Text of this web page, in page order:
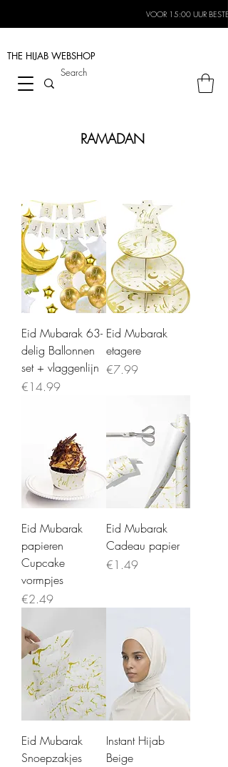
VOOR 15:00 UUR
THE HIJAB WEBSHOP
RAMADAN
Eid Mubarak 63-
delig Ballonnen
set + vlaggenlijn
Price
€14.99
Eid Mubarak
etagere
Price
€7.99
Eid Mubarak
papieren
Cupcake
vormpjes
Price
€2.49
Eid Mubarak
Cadeau papier
Price
€1.49
Eid Mubarak
Snoepzakjes
Instant Hijab
Beige